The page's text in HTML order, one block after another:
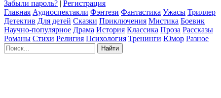
Забыли пароль? | Регистрация
Главная Аудиоспектакли Фэнтези Фантастика Ужасы Триллер
Детектив Для детей Сказки Приключения Мистика Боевик
Научно-популярное Драма История Классика Проза Рассказы
Романы Стихи Религия Психология Тренинги Юмор Разное
Найти